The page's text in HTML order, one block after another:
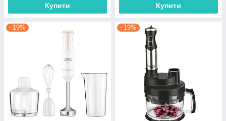
Купити Купити
–19% –19%